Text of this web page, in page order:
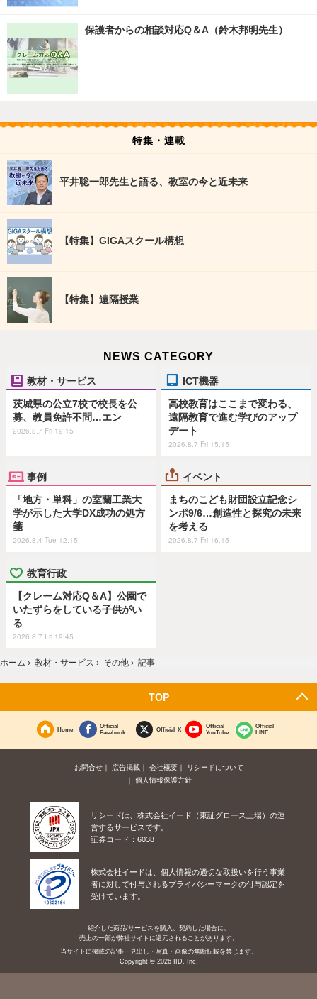
保護者からの相談対応Q＆A（鈴木邦明先生）
特集・連載
平井聡一郎先生と語る、教室の今と近未来
【特集】GIGAスクール構想
【特集】遠隔授業
NEWS CATEGORY
教材・サービス
茨城県の公立7校で校長を公
募、教員免許不問…エン
2026.8.7 Fri 19:15
ICT機器
高校教育はここまで変わる、
遠隔教育で進む学びのアップ
デート
2026.8.7 Fri 15:15
事例
「地方・単科」の室蘭工業大
学が示した大学DX成功の処方
箋
2026.8.4 Tue 12:15
イベント
まちのこども財団設立記念シ
ンポ9/6…創造性と探究の未来
を考える
2026.8.7 Fri 16:15
教育行政
【クレーム対応Q＆A】公園で
いたずらをしている子供がい
る
2026.8.7 Fri 19:45
ホーム › 教材・サービス › その他 › 記事
TOP
Home
Official
Facebook
Official X
Official
YouTube
Official
LINE
お問合せ 広告掲載 会社概要
リシードについて
個人情報保護方針
リシードは、株式会社イード（東証グロース上場）の運
営するサービスです。
証券コード：6038
株式会社イードは、個人情報の適切な取扱いを行う事業
者に対して付与されるプライバシーマークの付与認定を
受けています。
紹介した商品/サービスを購入、契約した場合に、
売上の一部が弊社サイトに還元されることがあります。
当サイトに掲載の記事・見出し・写真・画像の無断転載を禁じます。
Copyright © 2026 IID, Inc.